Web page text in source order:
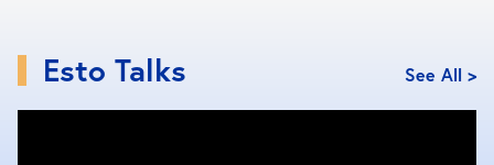
Esto Talks See All >